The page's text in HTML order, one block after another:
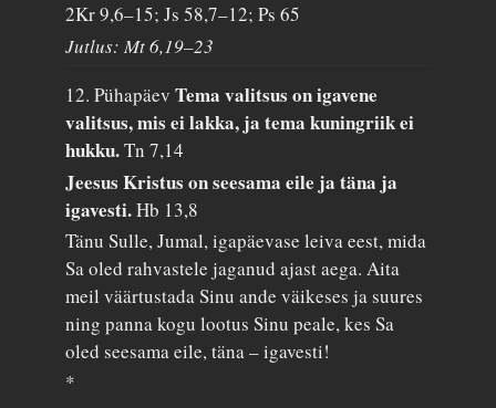
2Kr 9,6–15; Js 58,7–12; Ps 65
Jutlus: Mt 6,19–23
12. PühapäevTema valitsus on igavene
valitsus, mis ei lakka, ja tema kuningriik ei
hukku.Tn 7,14
Jeesus Kristus on seesama eile ja täna ja
igavesti.Hb 13,8
Tänu Sulle, Jumal, igapäevase leiva eest, mida
Sa oled rahvastele jaganud ajast aega. Aita
meil väärtustada Sinu ande väikeses ja suures
ning panna kogu lootus Sinu peale, kes Sa
oled seesama eile, täna – igavesti!
*